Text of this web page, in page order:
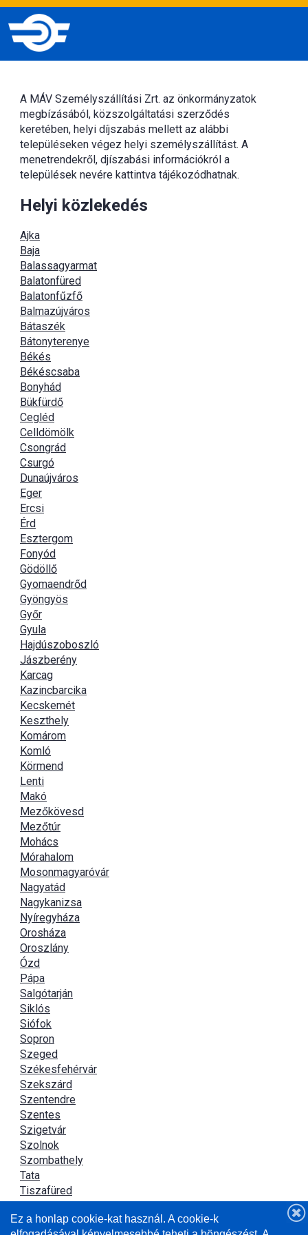
A MÁV Személyszállítási Zrt. az önkormányzatok
megbízásából, közszolgáltatási szerződés
keretében, helyi díjszabás mellett az alábbi
településeken végez helyi személyszállítást. A
menetrendekről, djíszabási információkról a
települések nevére kattintva tájékozódhatnak.
Helyi közlekedés
Ajka
Baja
Balassagyarmat
Balatonfüred
Balatonfűzfő
Balmazújváros
Bátaszék
Bátonyterenye
Békés
Békéscsaba
Bonyhád
Bükfürdő
Cegléd
Celldömölk
Csongrád
Csurgó
Dunaújváros
Eger
Ercsi
Érd
Esztergom
Fonyód
Gödöllő
Gyomaendrőd
Gyöngyös
Győr
Gyula
Hajdúszoboszló
Jászberény
Karcag
Kazincbarcika
Kecskemét
Keszthely
Komárom
Komló
Körmend
Lenti
Makó
Mezőkövesd
Mezőtúr
Mohács
Mórahalom
Mosonmagyaróvár
Nagyatád
Nagykanizsa
Nyíregyháza
Orosháza
Oroszlány
Ózd
Pápa
Salgótarján
Siklós
Siófok
Sopron
Szeged
Székesfehérvár
Szekszárd
Szentendre
Szentes
Szigetvár
Szolnok
Szombathely
Tata
Tiszafüred
Újszász
Ez a honlap cookie-kat használ. A cookie-k